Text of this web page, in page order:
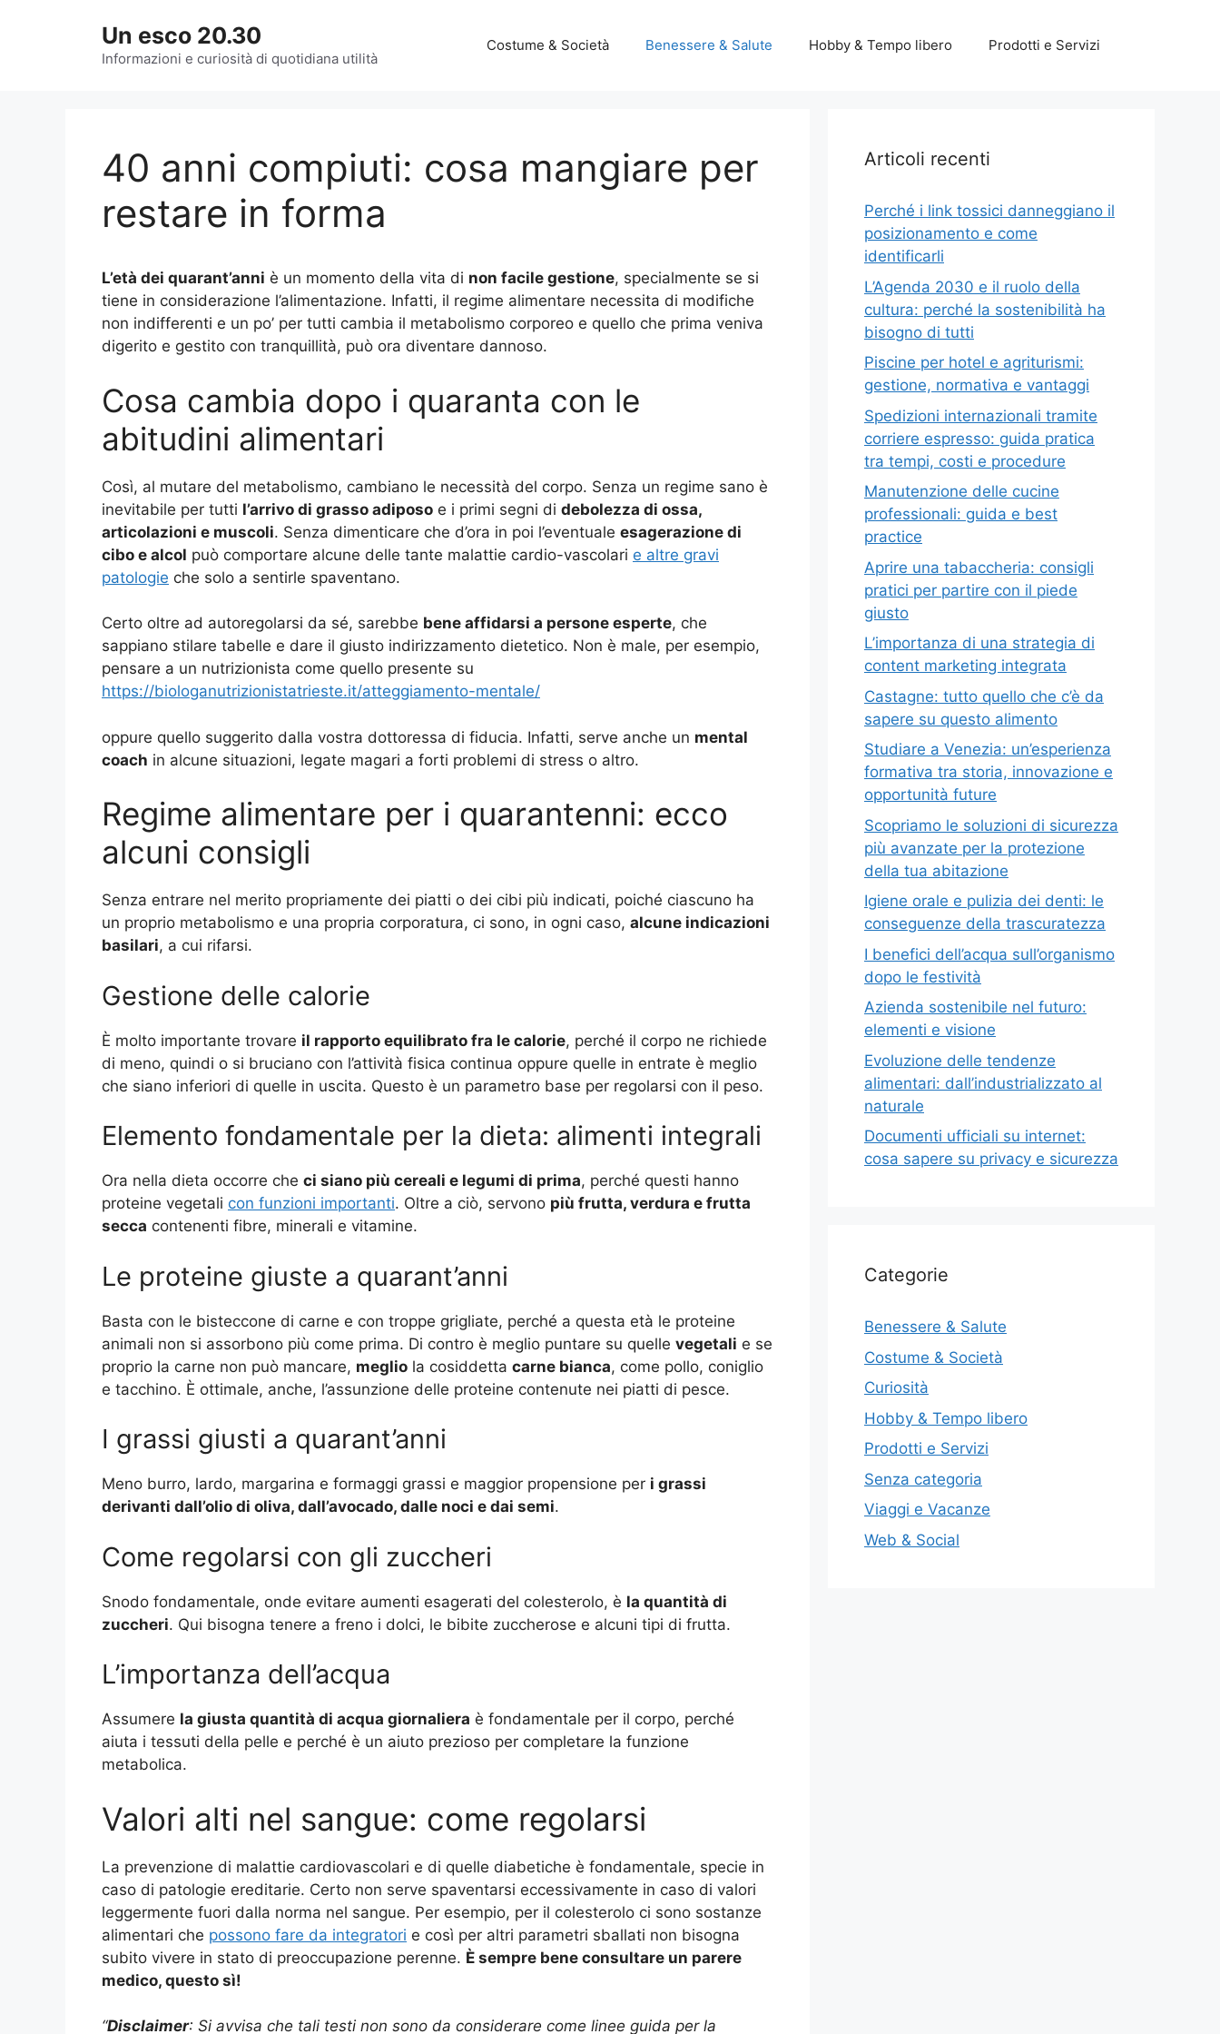
Un esco 20.30
Informazioni e curiosità di quotidiana utilità
Costume & Società Benessere & Salute Hobby & Tempo libero Prodotti e Servizi
40 anni compiuti: cosa mangiare per
restare in forma
L’età dei quarant’anni è un momento della vita di non facile gestione, specialmente se si
tiene in considerazione l’alimentazione. Infatti, il regime alimentare necessita di modifiche
non indifferenti e un po’ per tutti cambia il metabolismo corporeo e quello che prima veniva
digerito e gestito con tranquillità, può ora diventare dannoso.
Cosa cambia dopo i quaranta con le
abitudini alimentari
Così, al mutare del metabolismo, cambiano le necessità del corpo. Senza un regime sano è
inevitabile per tutti l’arrivo di grasso adiposo e i primi segni di debolezza di ossa,
articolazioni e muscoli. Senza dimenticare che d’ora in poi l’eventuale esagerazione di
cibo e alcol può comportare alcune delle tante malattie cardio-vascolari e altre gravi
patologie che solo a sentirle spaventano.
Certo oltre ad autoregolarsi da sé, sarebbe bene affidarsi a persone esperte, che
sappiano stilare tabelle e dare il giusto indirizzamento dietetico. Non è male, per esempio,
pensare a un nutrizionista come quello presente su
https://biologanutrizionistatrieste.it/atteggiamento-mentale/
oppure quello suggerito dalla vostra dottoressa di fiducia. Infatti, serve anche un mental
coach in alcune situazioni, legate magari a forti problemi di stress o altro.
Regime alimentare per i quarantenni: ecco
alcuni consigli
Senza entrare nel merito propriamente dei piatti o dei cibi più indicati, poiché ciascuno ha
un proprio metabolismo e una propria corporatura, ci sono, in ogni caso, alcune indicazioni
basilari, a cui rifarsi.
Gestione delle calorie
È molto importante trovare il rapporto equilibrato fra le calorie, perché il corpo ne richiede
di meno, quindi o si bruciano con l’attività fisica continua oppure quelle in entrate è meglio
che siano inferiori di quelle in uscita. Questo è un parametro base per regolarsi con il peso.
Elemento fondamentale per la dieta: alimenti integrali
Ora nella dieta occorre che ci siano più cereali e legumi di prima, perché questi hanno
proteine vegetali con funzioni importanti. Oltre a ciò, servono più frutta, verdura e frutta
secca contenenti fibre, minerali e vitamine.
Le proteine giuste a quarant’anni
Basta con le bisteccone di carne e con troppe grigliate, perché a questa età le proteine
animali non si assorbono più come prima. Di contro è meglio puntare su quelle vegetali e se
proprio la carne non può mancare, meglio la cosiddetta carne bianca, come pollo, coniglio
e tacchino. È ottimale, anche, l’assunzione delle proteine contenute nei piatti di pesce.
I grassi giusti a quarant’anni
Meno burro, lardo, margarina e formaggi grassi e maggior propensione per i grassi
derivanti dall’olio di oliva, dall’avocado, dalle noci e dai semi.
Come regolarsi con gli zuccheri
Snodo fondamentale, onde evitare aumenti esagerati del colesterolo, è la quantità di
zuccheri. Qui bisogna tenere a freno i dolci, le bibite zuccherose e alcuni tipi di frutta.
L’importanza dell’acqua
Assumere la giusta quantità di acqua giornaliera è fondamentale per il corpo, perché
aiuta i tessuti della pelle e perché è un aiuto prezioso per completare la funzione
metabolica.
Valori alti nel sangue: come regolarsi
La prevenzione di malattie cardiovascolari e di quelle diabetiche è fondamentale, specie in
caso di patologie ereditarie. Certo non serve spaventarsi eccessivamente in caso di valori
leggermente fuori dalla norma nel sangue. Per esempio, per il colesterolo ci sono sostanze
alimentari che possono fare da integratori e così per altri parametri sballati non bisogna
subito vivere in stato di preoccupazione perenne. È sempre bene consultare un parere
medico, questo sì!
“Disclaimer: Si avvisa che tali testi non sono da considerare come linee guida per la
Articoli recenti
Perché i link tossici danneggiano il
posizionamento e come
identificarli
L’Agenda 2030 e il ruolo della
cultura: perché la sostenibilità ha
bisogno di tutti
Piscine per hotel e agriturismi:
gestione, normativa e vantaggi
Spedizioni internazionali tramite
corriere espresso: guida pratica
tra tempi, costi e procedure
Manutenzione delle cucine
professionali: guida e best
practice
Aprire una tabaccheria: consigli
pratici per partire con il piede
giusto
L’importanza di una strategia di
content marketing integrata
Castagne: tutto quello che c’è da
sapere su questo alimento
Studiare a Venezia: un’esperienza
formativa tra storia, innovazione e
opportunità future
Scopriamo le soluzioni di sicurezza
più avanzate per la protezione
della tua abitazione
Igiene orale e pulizia dei denti: le
conseguenze della trascuratezza
I benefici dell’acqua sull’organismo
dopo le festività
Azienda sostenibile nel futuro:
elementi e visione
Evoluzione delle tendenze
alimentari: dall’industrializzato al
naturale
Documenti ufficiali su internet:
cosa sapere su privacy e sicurezza
Categorie
Benessere & Salute
Costume & Società
Curiosità
Hobby & Tempo libero
Prodotti e Servizi
Senza categoria
Viaggi e Vacanze
Web & Social